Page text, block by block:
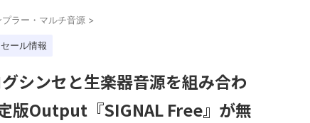
プラー・マルチ音源 >
セール情報
シンセと生楽器音源を組み合わ
版Output『SIGNAL Free』が無